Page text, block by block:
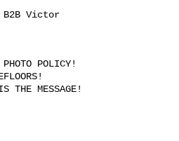
B2B Victor
PHOTO POLICY!
THE MESSAGE!